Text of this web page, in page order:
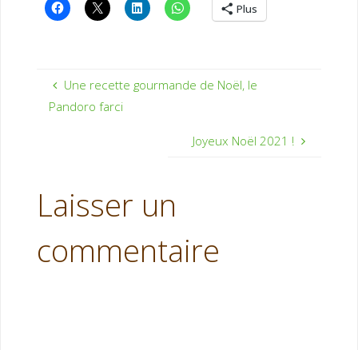
Plus
Une recette gourmande de Noël, le
Pandoro farci
Joyeux Noël 2021 !
Laisser un
commentaire